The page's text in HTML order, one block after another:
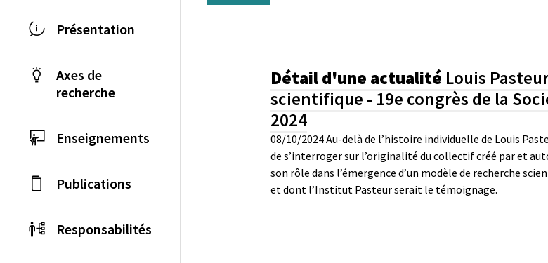
Présentation
Axes de
recherche
Enseignements
Publications
Responsabilités
Détail d'une actualité Louis
scientifique - 19e congrès de la
2024
08/10/2024Au-delà de l’histoire individuelle de Louis
de s’interroger sur l’originalité du collectif créé par et
son rôle dans l’émergence d’un modèle de recherche
et dont l’Institut Pasteur serait le témoignage.